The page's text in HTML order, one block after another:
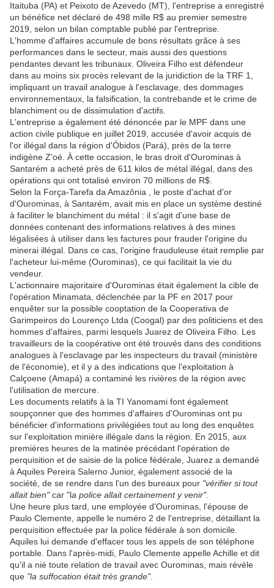
Itaituba (PA) et Peixoto de Azevedo (MT), l'entreprise a enregistré
un bénéfice net déclaré de 498 mille R$ au premier semestre
2019, selon un bilan comptable publié par l'entreprise.
L'homme d'affaires accumule de bons résultats grâce à ses
performances dans le secteur, mais aussi des questions
pendantes devant les tribunaux. Oliveira Filho est défendeur
dans au moins six procès relevant de la juridiction de la TRF 1,
impliquant un travail analogue à l'esclavage, des dommages
environnementaux, la falsification, la contrebande et le crime de
blanchiment ou de dissimulation d'actifs.
L'entreprise a également été dénoncée par le MPF dans une
action civile publique en juillet 2019, accusée d'avoir acquis de
l'or illégal dans la région d'Óbidos (Pará), près de la terre
indigène Z'oé. À cette occasion, le bras droit d'Ourominas à
Santarém a acheté près de 611 kilos de métal illégal, dans des
opérations qui ont totalisé environ 70 millions de R$.
Selon la Força-Tarefa da Amazônia , le poste d'achat d'or
d'Ourominas, à Santarém, avait mis en place un système destiné
à faciliter le blanchiment du métal : il s'agit d'une base de
données contenant des informations relatives à des mines
légalisées à utiliser dans les factures pour frauder l'origine du
minerai illégal. Dans ce cas, l'origine frauduleuse était remplie par
l'acheteur lui-même (Ourominas), ce qui facilitait la vie du
vendeur.
L'actionnaire majoritaire d'Ourominas était également la cible de
l'opération Minamata, déclenchée par la PF en 2017 pour
enquêter sur la possible cooptation de la Cooperativa de
Garimpeiros do Lourenço Ltda (Coogal) par des politiciens et des
hommes d'affaires, parmi lesquels Juarez de Oliveira Filho. Les
travailleurs de la coopérative ont été trouvés dans des conditions
analogues à l'esclavage par les inspecteurs du travail (ministère
de l'économie), et il y a des indications que l'exploitation à
Calçoene (Amapá) a contaminé les rivières de la région avec
l'utilisation de mercure.
Les documents relatifs à la TI Yanomami font également
soupçonner que des hommes d'affaires d'Ourominas ont pu
bénéficier d'informations privilégiées tout au long des enquêtes
sur l'exploitation minière illégale dans la région. En 2015, aux
premières heures de la matinée précédant l'opération de
perquisition et de saisie de la police fédérale, Juarez a demandé
à Aquiles Pereira Salerno Junior, également associé de la
société, de se rendre dans l'un des bureaux pour "vérifier si tout
allait bien"car "la police allait certainement y venir".
Une heure plus tard, une employée d'Ourominas, l'épouse de
Paulo Clemente, appelle le numéro 2 de l'entreprise, détaillant la
perquisition effectuée par la police fédérale à son domicile.
Aquiles lui demande d'effacer tous les appels de son téléphone
portable. Dans l'après-midi, Paulo Clemente appelle Achille et dit
qu'il a nié toute relation de travail avec Ourominas, mais révèle
que "la suffocation était très grande".